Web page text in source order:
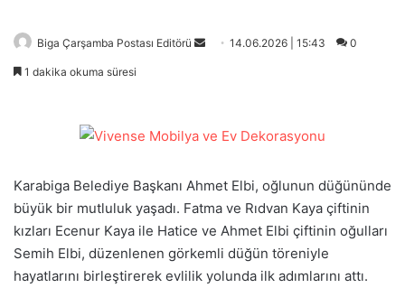
Biga Çarşamba Postası Editörü
Bir
14.06.2026 | 15:43 0
1 dakika okuma süresi
Karabiga Belediye Başkanı Ahmet Elbi, oğlunun düğününde
büyük bir mutluluk yaşadı. Fatma ve Rıdvan Kaya çiftinin
kızları Ecenur Kaya ile Hatice ve Ahmet Elbi çiftinin oğulları
Semih Elbi, düzenlenen görkemli düğün töreniyle
hayatlarını birleştirerek evlilik yolunda ilk adımlarını attı.